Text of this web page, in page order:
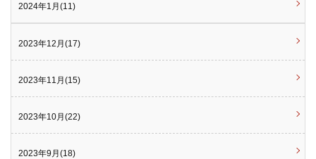
2024年1月(11)
2023年12月(17)
2023年11月(15)
2023年10月(22)
2023年9月(18)